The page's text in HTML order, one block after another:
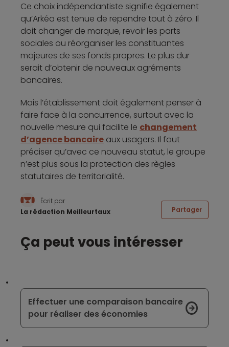
Ce choix indépendantiste signifie également
qu’Arkéa est tenue de rependre tout à zéro. Il
doit changer de marque, revoir les parts
sociales ou réorganiser les constituantes
majeures de ses fonds propres. Le plus dur
serait d’obtenir de nouveaux agréments
bancaires.
Mais l’établissement doit également penser à
faire face à la concurrence, surtout avec la
nouvelle mesure qui facilite le changement
d’agence bancaire aux usagers. Il faut
préciser qu’avec ce nouveau statut, le groupe
n’est plus sous la protection des règles
statutaires de territorialité.
Écrit par
La rédaction Meilleurtaux
Partager
Ça peut vous intéresser
Effectuer une comparaison bancaire
pour réaliser des économies